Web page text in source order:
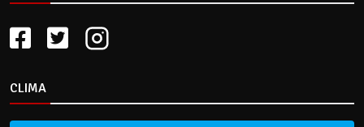
CLIMA